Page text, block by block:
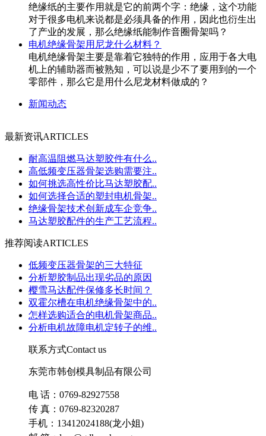
绝缘纸的主要作用就是它的前两个字：绝缘，这个功能
对于很多电机来说都是必须具备的作用，因此也衍生出
了产业的发展，那么绝缘纸能制作音圈骨架吗？
电机绝缘骨架用尼龙什么材料？
电机绝缘骨架主要是靠着它独特的作用，应用于各大电
机上的辅助器而被熟知，可以说是少不了要用到的一个
零部件，那么它是用什么尼龙材料做成的？
新闻动态
最新资讯ARTICLES
耐高温阻燃马达塑胶件有什么..
高低频变压器骨架选购需要注..
如何挑选高性价比马达塑胶配..
如何选择合适的塑封电机骨架..
绝缘骨架技术创新成车企竞争..
马达塑胶配件的生产工艺流程..
推荐阅读ARTICLES
低频变压器骨架的三大特征
分析塑胶制品出现劣品的原因
樱雪马达配件保修多长时间？
双霍尔槽在电机绝缘骨架中的..
怎样选购适合的电机骨架商品..
分析电机故障电机定转子的维..
联系方式Contact us
东莞市韩创模具制品有限公司
电 话：0769-82927558
传 真：0769-82320287
手机：13412024188(龙小姐)